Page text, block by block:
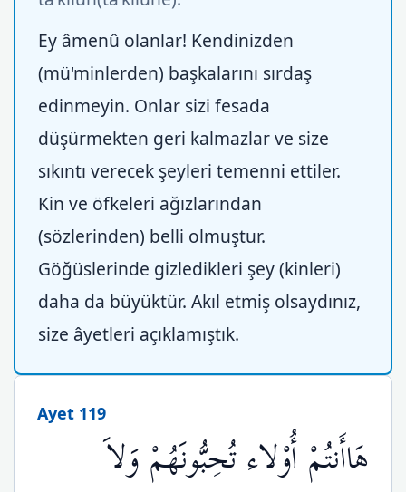
Ey âmenû olanlar! Kendinizden
(mü'minlerden) başkalarını sırdaş
edinmeyin. Onlar sizi fesada
düşürmekten geri kalmazlar ve size
sıkıntı verecek şeyleri temenni ettiler.
Kin ve öfkeleri ağızlarından
(sözlerinden) belli olmuştur.
Göğüslerinde gizledikleri şey (kinleri)
daha da büyüktür. Akıl etmiş olsaydınız,
size âyetleri açıklamıştık.
Ayet 119
هَاأَنتُمْ أُوْلاء تُحِبُّونَهُمْ وَلاَ